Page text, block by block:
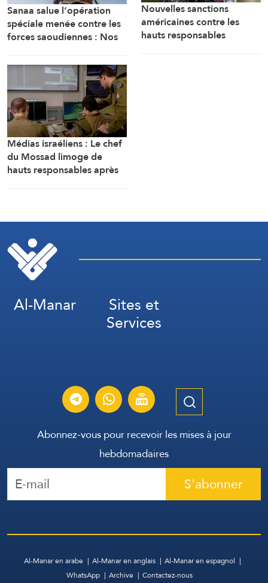
Sanaa salue l’opération
spéciale menée contre les
forces saoudiennes : Nos
Nouvelles sanctions
américaines contre les
hauts responsables
Médias israéliens : Le chef
du Mossad limoge de
hauts responsables après
Al-Manar Sites et
Services
Abonnez-vous pour recevoir les mises à jour
hebdomadaires
S'abonner
Al-Manar en arabe Al-Manar en anglais
Al-Manar en espagnol
WhatsApp
Archive Contactez-nous